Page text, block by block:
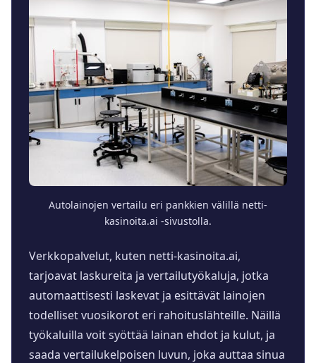
Autolainojen vertailu eri pankkien välillä netti-
kasinoita.ai -sivustolla.
Verkkopalvelut, kuten netti-kasinoita.ai,
tarjoavat laskureita ja vertailutyökaluja, jotka
automaattisesti laskevat ja esittävät lainojen
todelliset vuosikorot eri rahoituslähteille. Näillä
työkaluilla voit syöttää lainan ehdot ja kulut, ja
saada vertailukelpoisen luvun, joka auttaa sinua